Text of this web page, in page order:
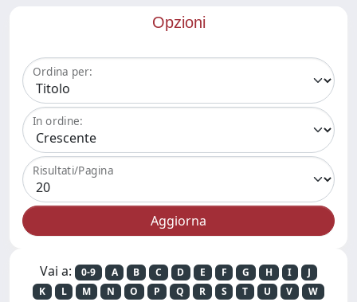
Opzioni
Ordina per:
In ordine:
Risultati/Pagina
Vai a: 0-9 A B C D E F G H I
J
K
L M N O P Q R S T U V
W